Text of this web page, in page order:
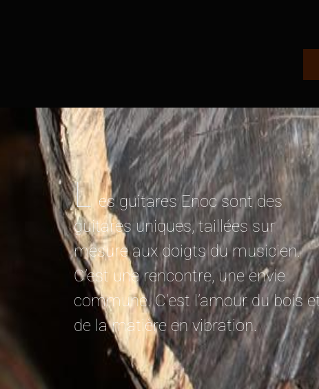
L es guitares Enoc sont des
guitares uniques, taillées sur
mesure aux doigts du musicien.
C’est une rencontre, une envie
commune. C’est l’amour du bois
de la matière en vibration.